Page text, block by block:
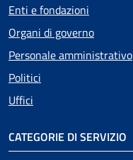
Enti e fondazioni
Organi di governo
Personale amministrativo
Politici
Uffici
CATEGORIE DI SERVIZIO